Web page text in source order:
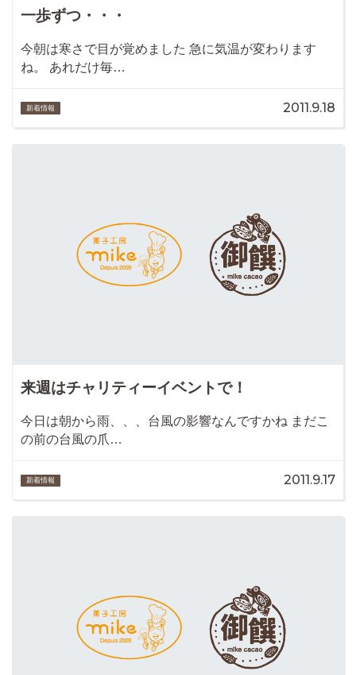
一歩ずつ・・・
今朝は寒さで目が覚めました 急に気温が変わります
ね。 あれだけ毎…
新着情報 2011.9.18
来週はチャリティーイベントで！
今日は朝から雨、、、台風の影響なんですかね まだこ
の前の台風の爪…
新着情報 2011.9.17